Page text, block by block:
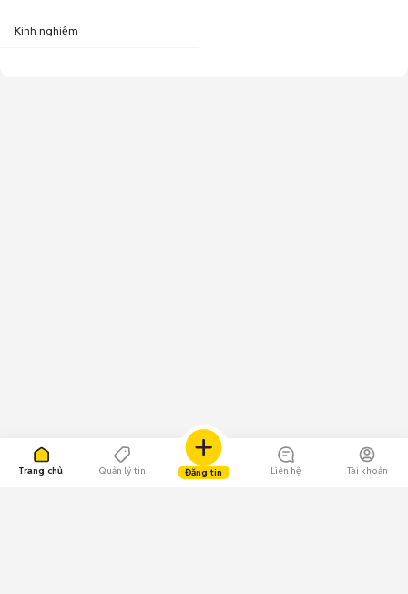
Trang chủ Quản lý tin Đăng tin Liên hệ Tài khoản
Kinh nghiệm